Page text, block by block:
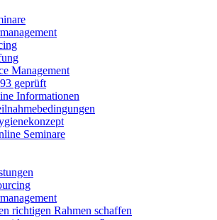
Management
geprüft
Informationen
Seminare
richtigen Rahmen schaffen